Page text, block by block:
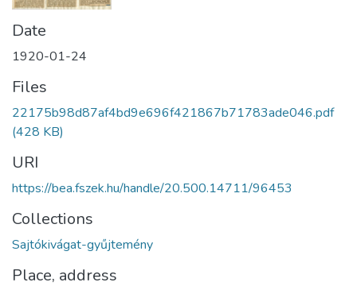
Date
1920-01-24
Files
22175b98d87af4bd9e696f421867b71783ade046.pdf
(428 KB)
URI
https://bea.fszek.hu/handle/20.500.14711/96453
Collections
Sajtókivágat-gyűjtemény
Place, address